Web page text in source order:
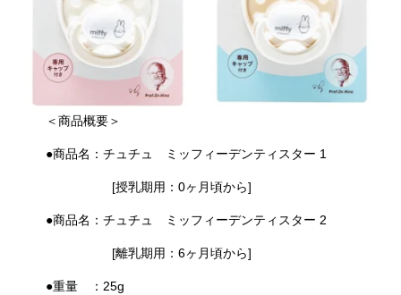
＜商品概要＞
●商品名：チュチュ ミッフィーデンティスター 1
[授乳期用：0ヶ月頃から]
●商品名：チュチュ ミッフィーデンティスター 2
[離乳期用：6ヶ月頃から]
●重量 ：25g